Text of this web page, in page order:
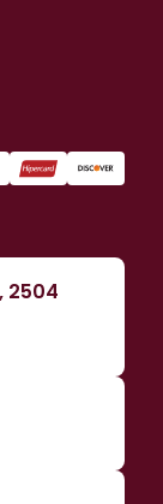
2504